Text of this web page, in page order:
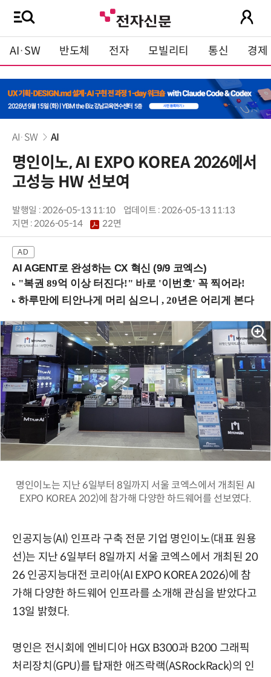
AI·SW 반도체 전자 모빌리티 통신 경제
AI·SW AI
명인이노, AI EXPO KOREA 2026에서
고성능 HW 선보여
발행일 : 2026-05-13 11:10
업데이트 : 2026-05-13 11:13
지면 :2026-05-14 22면
AI AGENT로 완성하는 CX 혁신 (9/9 코엑스)
명인이노는 지난 6일부터 8일까지 서울 코엑스에서 개최된 AI
EXPO KOREA 202)에 참가해 다양한 하드웨어를 선보였다.
인공지능(AI) 인프라 구축 전문 기업 명인이노(대표 원용
선)는 지난 6일부터 8일까지 서울 코엑스에서 개최된 20
26 인공지능대전 코리아(AI EXPO KOREA 2026)에 참
가해 다양한 하드웨어 인프라를 소개해 관심을 받았다고
13일 밝혔다.
명인은 전시회에 엔비디아 HGX B300과 B200 그래픽
처리장치(GPU)를 탑재한 애즈락랙(ASRockRack)의 인